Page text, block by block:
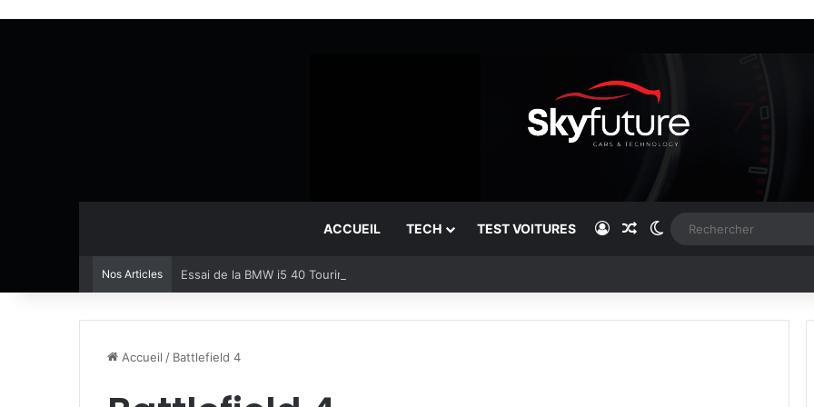
ACCUEIL TECH TEST VOITURES Connexion
Article Aléatoire
Switch skin
Nos Articles Essai de la BMW i5 40 Touring, le premier break électrique premium du marché !
Accueil / Battlefield 4